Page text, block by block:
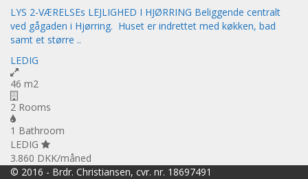
LYS 2-VÆRELSEs LEJLIGHED I HJØRRING Beliggende centralt
ved gågaden i Hjørring. Huset er indrettet med køkken, bad
samt et større ..
LEDIG
46 m2
2 Rooms
1 Bathroom
LEDIG
3.860 DKK/måned
© 2016 - Brdr. Christiansen, cvr. nr. 18697491